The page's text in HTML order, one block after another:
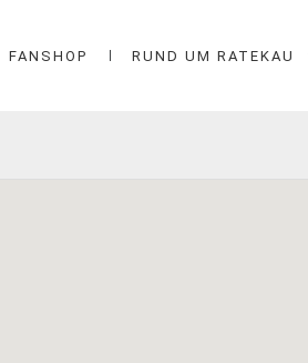
FANSHOP RUND UM RATEKAU